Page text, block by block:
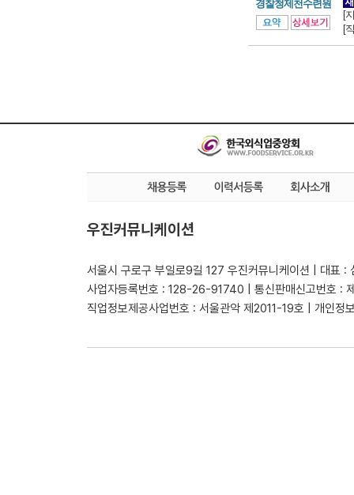
경찰청제천수련원
[
[
우진커뮤니케이션
서울시 구로구 부일로9길 127 우진커뮤니케이션 | 대표 :
사업자등록번호 : 128-26-91740 | 통신판매신고번호 :
직업정보제공사업번호 : 서울관악 제2011-19호 | 개인정